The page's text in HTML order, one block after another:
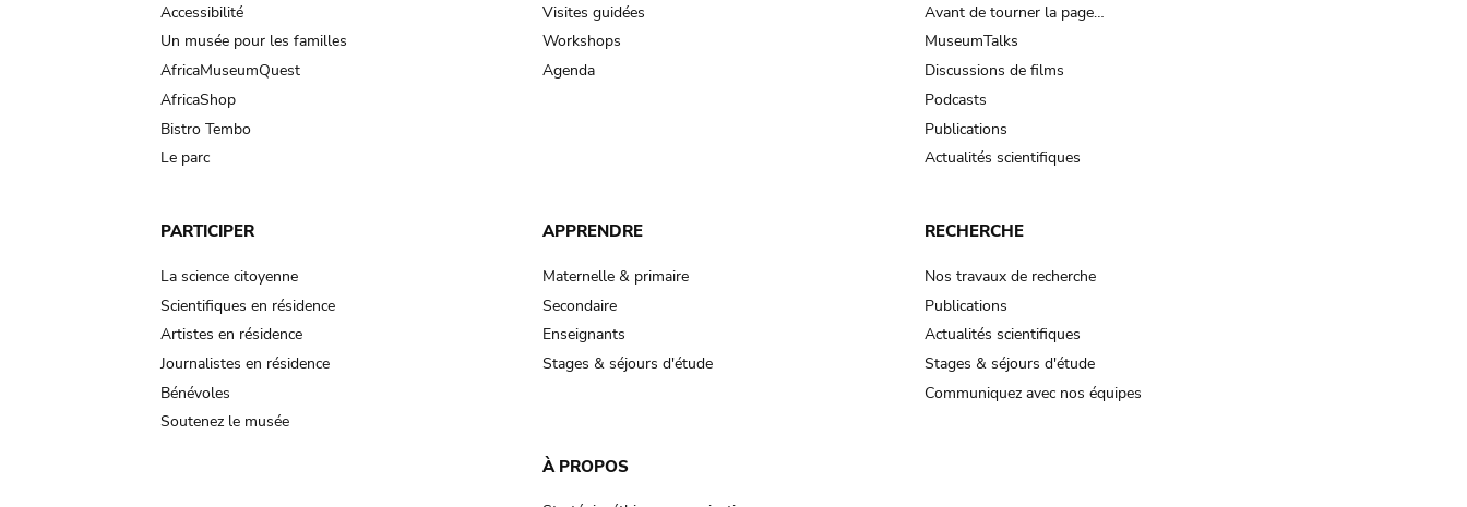
Accessibilité
Un musée pour les familles
AfricaMuseumQuest
AfricaShop
Bistro Tembo
Le parc
Visites guidées
Workshops
Agenda
Avant de tourner la page…
MuseumTalks
Discussions de films
Podcasts
Publications
Actualités scientifiques
PARTICIPER
La science citoyenne
Scientifiques en résidence
Artistes en résidence
Journalistes en résidence
Bénévoles
Soutenez le musée
APPRENDRE
Maternelle & primaire
Secondaire
Enseignants
Stages & séjours d'étude
RECHERCHE
Nos travaux de recherche
Publications
Actualités scientifiques
Stages & séjours d'étude
Communiquez avec nos équipes
À PROPOS